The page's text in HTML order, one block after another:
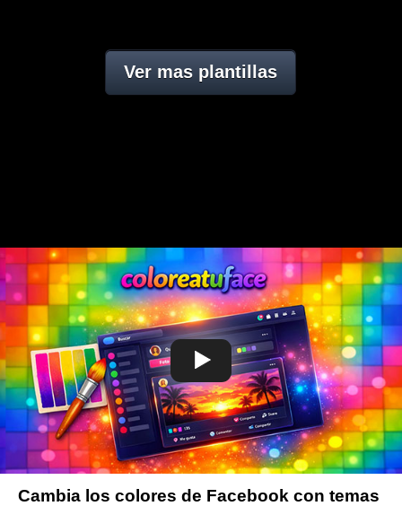
Ver mas plantillas
Cambia los colores de Facebook con temas